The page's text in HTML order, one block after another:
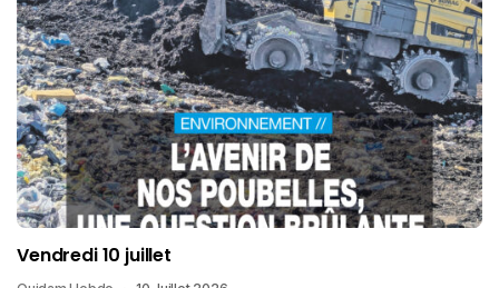
Vendredi 10 juillet